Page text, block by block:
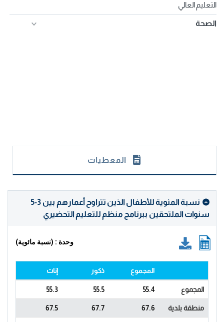
التعليم العالي
الصحة
المعطيات
نسبة المئوية للأطفال الذين تتراوح أعمارهم بين 3-5
سنوات الملتحقين ببرنامج منظم للتعليم التحضيري
وحدة : (نسبة مائوية)
المجموع ذكور إناث
المجموع 55.4
55.5
55.3
منطقة بلدية 67.6
67.7
67.5